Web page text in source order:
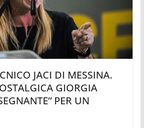
JACI DI MESSINA.
GIORGIA
PER UN